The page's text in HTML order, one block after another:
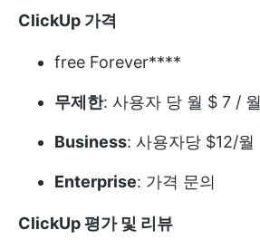
ClickUp 가격
free Forever****
무제한: 사용자 당 월 $ 7 / 월
Business: 사용자당 $12/월
Enterprise: 가격 문의
ClickUp 평가 및 리뷰